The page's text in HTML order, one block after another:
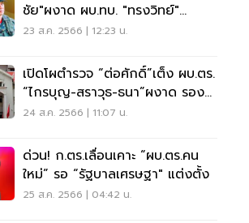
ชัย"ผงาด ผบ.ทบ. "ทรงวิทย์"
ผบ.ทสส. ทร.ยังไม่ลงตัว
23 ส.ค. 2566 | 12:23 น.
เปิดโผตำรวจ “ต่อศักดิ์”เต็ง ผบ.ตร.
“ไกรบุญ-สราวุธ-ธนา”ผงาด รอง
ผบ.ตร.
24 ส.ค. 2566 | 11:07 น.
ด่วน! ก.ตร.เลื่อนเคาะ “ผบ.ตร.คน
ใหม่” รอ “รัฐบาลเศรษฐา" แต่งตั้ง
25 ส.ค. 2566 | 04:42 น.